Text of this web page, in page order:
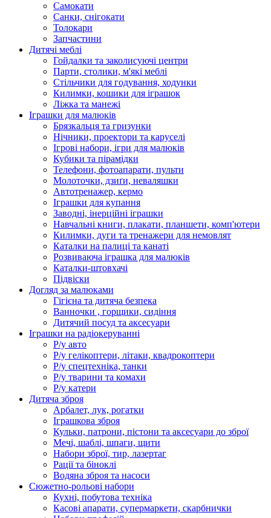
Самокати
Санки, снігокати
Толокари
Запчастини
Дитячі меблі
Гойдалки та заколисуючі центри
Парти, столики, м'які меблі
Стільчики для годування, ходунки
Килимки, кошики для іграшок
Ліжка та манежі
Іграшки для малюків
Брязкальця та гризунки
Нічники, проектори та каруселі
Ігрові набори, ігри для малюків
Кубики та пірамідки
Телефони, фотоапарати, пульти
Молоточки, дзиґи, неваляшки
Автотренажер, кермо
Іграшки для купання
Заводні, інерційні іграшки
Навчальні книги, плакати, планшети, комп'ютери
Килимки, дуги та тренажери для немовлят
Каталки на палиці та канаті
Розвиваюча іграшка для малюків
Каталки-штовхачі
Підвіски
Догляд за малюками
Гігієна та дитяча безпека
Ванночки , горщики, сидіння
Дитячий посуд та аксесуари
Іграшки на радіокеруванні
Р/у авто
Р/у гелікоптери, літаки, квадрокоптери
Р/у спецтехніка, танки
Р/у тварини та комахи
Р/у катери
Дитяча зброя
Арбалет, лук, рогатки
Іграшкова зброя
Кульки, патрони, пістони та аксесуари до зброї
Мечі, шаблі, шпаги, щити
Набори зброї, тир, лазертаг
Рації та біноклі
Водяна зброя та насоси
Сюжетно-рольові набори
Кухні, побутова техніка
Касові апарати, супермаркети, скарбнички